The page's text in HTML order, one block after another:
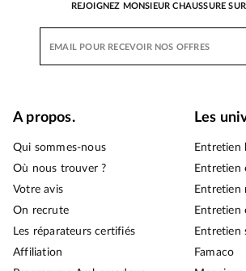
REJOIGNEZ MONSIEUR CHAUSSURE SUR
A propos.
Qui sommes-nous
Où nous trouver ?
Votre avis
On recrute
Les réparateurs certifiés
Affiliation
Les
Entretien
Entretien
Entretien
Entretien
Entretien
Famaco